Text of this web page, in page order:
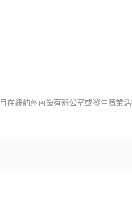
紐約州內設有辦公室或發生商